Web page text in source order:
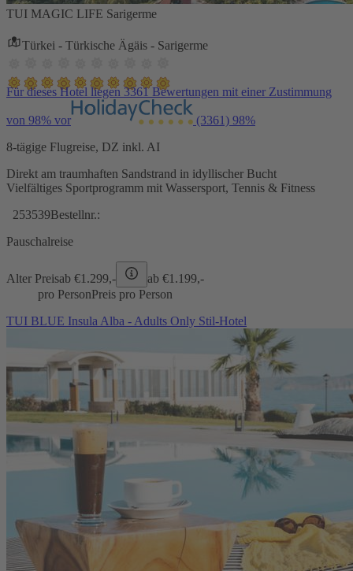
TUI MAGIC LIFE Sarigerme
Türkei - Türkische Ägäis - Sarigerme
Für dieses Hotel liegen 3361 Bewertungen mit einer Zustimmung
von 98% vor (3361) 98%
8-tägige Flugreise, DZ inkl. AI
Direkt am traumhaften Sandstrand in idyllischer Bucht
Vielfältiges Sportprogramm mit Wassersport, Tennis & Fitness
253539Bestellnr.:
Pauschalreise
Alter Preisab €1.299,- ab €1.199,-
pro PersonPreis pro Person
TUI BLUE Insula Alba - Adults Only Stil-Hotel